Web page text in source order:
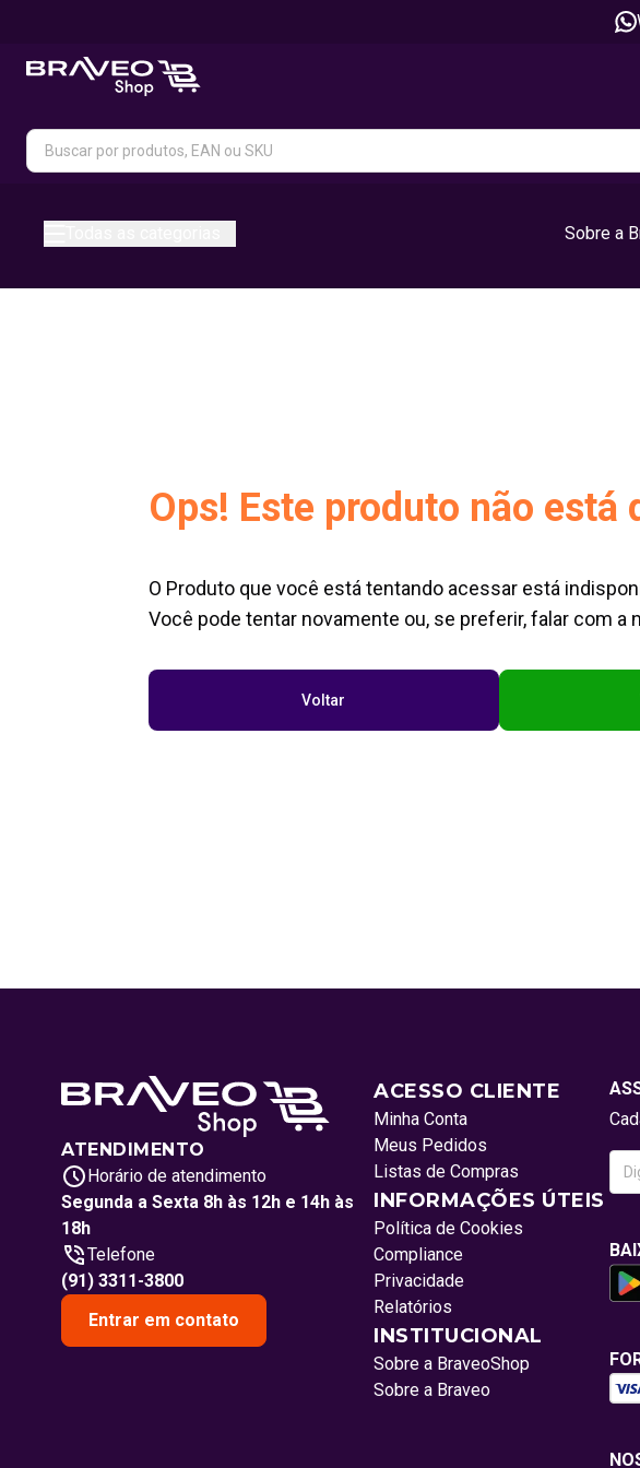
Sobre a
Ops! Este produto não está
O Produto que você está tentando acessar está
Você pode tentar novamente ou, se preferir, falar com a
Voltar
ATENDIMENTO
Horário de atendimento
Segunda a Sexta 8h às 12h e 14h às
18h
Telefone
(91) 3311-3800
Entrar em contato
ACESSO CLIENTE
Minha Conta
Meus Pedidos
Listas de Compras
INFORMAÇÕES ÚTEIS
Política de Cookies
Compliance
Privacidade
Relatórios
INSTITUCIONAL
Sobre a BraveoShop
Sobre a Braveo